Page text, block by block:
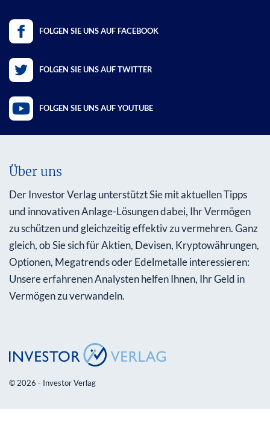
FOLGEN SIE UNS AUF FACEBOOK
FOLGEN SIE UNS AUF TWITTER
FOLGEN SIE UNS AUF YOUTUBE
Über uns
Der Investor Verlag unterstützt Sie mit aktuellen Tipps
und innovativen Anlage-Lösungen dabei, Ihr Vermögen
zu schützen und gleichzeitig effektiv zu vermehren. Ganz
gleich, ob Sie sich für Aktien, Devisen, Kryptowährungen,
Optionen, Megatrends oder Edelmetalle interessieren:
Unsere erfahrenen Analysten helfen Ihnen, Ihr Geld in
Vermögen zu verwandeln.
© 2026 - Investor Verlag